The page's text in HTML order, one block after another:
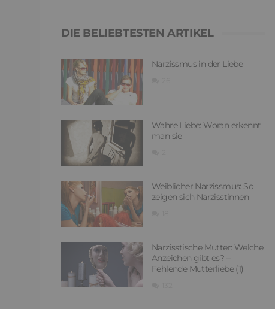
DIE BELIEBTESTEN ARTIKEL
Narzissmus in der Liebe
Wahre Liebe: Woran erkennt
man sie
Weiblicher Narzissmus: So
zeigen sich Narzisstinnen
Narzisstische Mutter: Welche
Anzeichen gibt es? –
Fehlende Mutterliebe (1)